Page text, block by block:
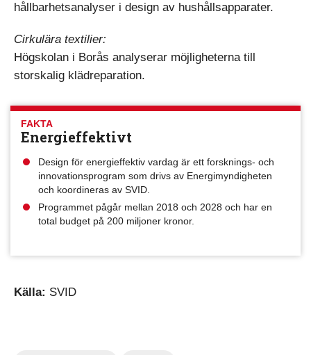
hållbarhetsanalyser i design av hushållsapparater.
Cirkulära textilier:
Högskolan i Borås analyserar möjligheterna till
storskalig klädreparation.
FAKTA
Energieffektivt
Design för energieffektiv vardag är ett forsknings- och
innovationsprogram som drivs av Energimyndigheten
och koordineras av SVID.
Programmet pågår mellan 2018 och 2028 och har en
total budget på 200 miljoner kronor.
Källa: SVID